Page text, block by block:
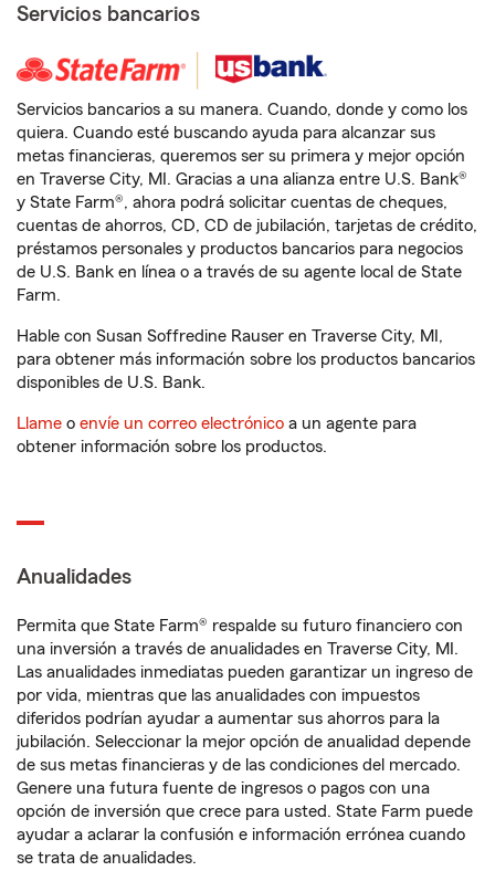
Servicios bancarios
Servicios bancarios a su manera. Cuando, donde y como los
quiera. Cuando esté buscando ayuda para alcanzar sus
metas financieras, queremos ser su primera y mejor opción
en Traverse City, MI. Gracias a una alianza entre U.S. Bank®
y State Farm®, ahora podrá solicitar cuentas de cheques,
cuentas de ahorros, CD, CD de jubilación, tarjetas de crédito,
préstamos personales y productos bancarios para negocios
de U.S. Bank en línea o a través de su agente local de State
Farm.
Hable con Susan Soffredine Rauser en Traverse City, MI,
para obtener más información sobre los productos bancarios
disponibles de U.S. Bank.
Llame o envíe un correo electrónico a un agente para
obtener información sobre los productos.
Anualidades
Permita que State Farm® respalde su futuro financiero con
una inversión a través de anualidades en Traverse City, MI.
Las anualidades inmediatas pueden garantizar un ingreso de
por vida, mientras que las anualidades con impuestos
diferidos podrían ayudar a aumentar sus ahorros para la
jubilación. Seleccionar la mejor opción de anualidad depende
de sus metas financieras y de las condiciones del mercado.
Genere una futura fuente de ingresos o pagos con una
opción de inversión que crece para usted. State Farm puede
ayudar a aclarar la confusión e información errónea cuando
se trata de anualidades.